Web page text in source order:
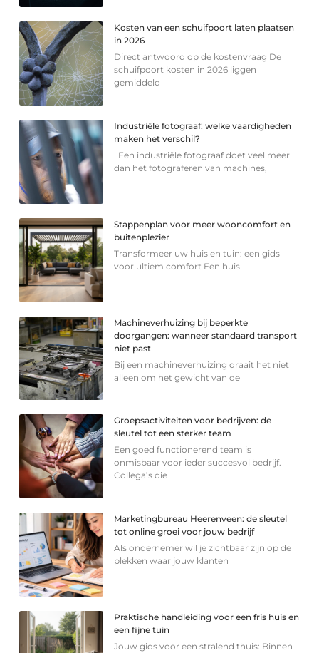
Kosten van een schuifpoort laten plaatsen
in 2026
Direct antwoord op de kostenvraag De
schuifpoort kosten in 2026 liggen
gemiddeld
Industriële fotograaf: welke vaardigheden
maken het verschil?
Een industriële fotograaf doet veel meer
dan het fotograferen van machines,
Stappenplan voor meer wooncomfort en
buitenplezier
Transformeer uw huis en tuin: een gids
voor ultiem comfort Een huis
Machineverhuizing bij beperkte
doorgangen: wanneer standaard transport
niet past
Bij een machineverhuizing draait het niet
alleen om het gewicht van de
Groepsactiviteiten voor bedrijven: de
sleutel tot een sterker team
Een goed functionerend team is
onmisbaar voor ieder succesvol bedrijf.
Collega’s die
Marketingbureau Heerenveen: de sleutel
tot online groei voor jouw bedrijf
Als ondernemer wil je zichtbaar zijn op de
plekken waar jouw klanten
Praktische handleiding voor een fris huis en
een fijne tuin
Jouw gids voor een stralend thuis: Binnen